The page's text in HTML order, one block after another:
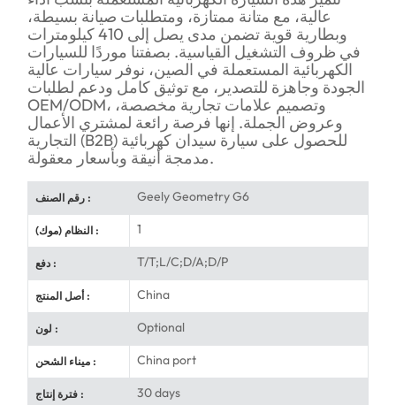
عالية، مع متانة ممتازة، ومتطلبات صيانة بسيطة،
وبطارية قوية تضمن مدى يصل إلى 410 كيلومترات
في ظروف التشغيل القياسية. بصفتنا موردًا للسيارات
الكهربائية المستعملة في الصين، نوفر سيارات عالية
الجودة وجاهزة للتصدير، مع توثيق كامل ودعم لطلبات
OEM/ODM، وتصميم علامات تجارية مخصصة،
وعروض الجملة. إنها فرصة رائعة لمشتري الأعمال
التجارية (B2B) للحصول على سيارة سيدان كهربائية
مدمجة أنيقة وبأسعار معقولة.
رقم الصنف : Geely Geometry G6
النظام (موك) : 1
دفع : T/T;L/C;D/A;D/P
أصل المنتج : China
لون : Optional
ميناء الشحن : China port
فترة إنتاج : 30 days